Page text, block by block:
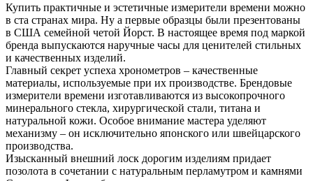
Купить практичные и эстетичные измерители времени можно
в ста странах мира. Ну а первые образцы были презентованы
в США семейной четой Йорст. В настоящее время под маркой
бренда выпускаются наручные часы для ценителей стильных
и качественных изделий.
Главный секрет успеха хронометров – качественные
материалы, используемые при их производстве. Брендовые
измерители времени изготавливаются из высокопрочного
минерального стекла, хирургической стали, титана и
натуральной кожи. Особое внимание мастера уделяют
механизму – он исключительно японского или швейцарского
производства.
Изысканный внешний лоск дорогим изделиям придает
позолота в сочетании с натуральным перламутром и камнями